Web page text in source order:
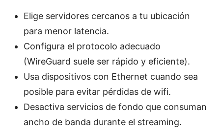
Elige servidores cercanos a tu ubicación
para menor latencia.
Configura el protocolo adecuado
(WireGuard suele ser rápido y eficiente).
Usa dispositivos con Ethernet cuando sea
posible para evitar pérdidas de wifi.
Desactiva servicios de fondo que consuman
ancho de banda durante el streaming.